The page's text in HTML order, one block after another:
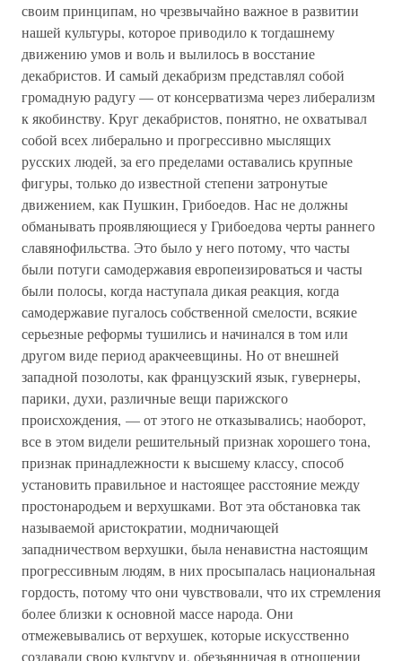
своим принципам, но чрезвычайно важное в развитии
нашей культуры, которое приводило к тогдашнему
движению умов и воль и вылилось в восстание
декабристов. И самый декабризм представлял собой
громадную радугу — от консерватизма через либерализм
к якобинству. Круг декабристов, понятно, не охватывал
собой всех либерально и прогрессивно мыслящих
русских людей, за его пределами оставались крупные
фигуры, только до известной степени затронутые
движением, как Пушкин, Грибоедов. Нас не должны
обманывать проявляющиеся у Грибоедова черты раннего
славянофильства. Это было у него потому, что часты
были потуги самодержавия европеизироваться и часты
были полосы, когда наступала дикая реакция, когда
самодержавие пугалось собственной смелости, всякие
серьезные реформы тушились и начинался в том или
другом виде период аракчеевщины. Но от внешней
западной позолоты, как французский язык, гувернеры,
парики, духи, различные вещи парижского
происхождения, — от этого не отказывались; наоборот,
все в этом видели решительный признак хорошего тона,
признак принадлежности к высшему классу, способ
установить правильное и настоящее расстояние между
простонародьем и верхушками. Вот эта обстановка так
называемой аристократии, модничающей
западничеством верхушки, была ненавистна настоящим
прогрессивным людям, в них просыпалась национальная
гордость, потому что они чувствовали, что их стремления
более близки к основной массе народа. Они
отмежевывались от верхушек, которые искусственно
создавали свою культуру и, обезьянничая в отношении